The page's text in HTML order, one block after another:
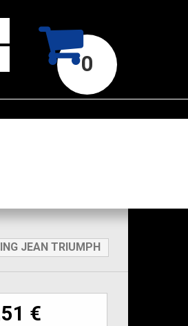
0
JEAN TRIUMPH
€